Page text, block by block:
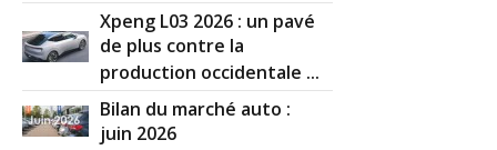
Xpeng L03 2026 : un pavé
de plus contre la
production occidentale ...
Bilan du marché auto :
juin 2026